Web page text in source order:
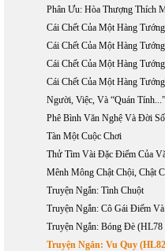
Cái Chết Của Một Hàng
Cái Chết Của Một Hàng
Cái Chết Của Một Hàng
Cái Chết Của Một Hàng
Người, Việc, Và “Quán Tính...”
Phê Bình Văn Nghệ Và Đời
Tàn Một Cuộc Chơi
Mênh Mông Chật Chội, Chật
Truyện Ngắn: Tình Chuột
Truyện Ngắn: Bóng Đè
Truyện Ngắn: Vu Quy